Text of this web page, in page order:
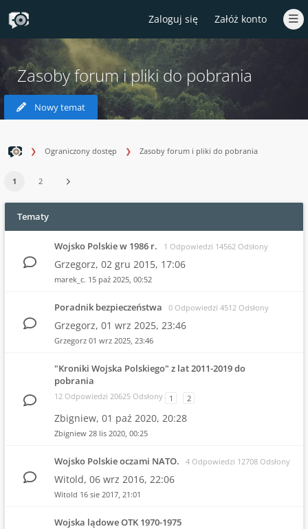
Zaloguj się Załóż konto
Zasoby forum i pliki do pobrania
Nowy temat
Ograniczony dostęp Zasoby forum i pliki do pobrania
1 2
Tematy
Wojsko Polskie w 1986 r. 1 Odpowiedzi 14562 Odsłony
Grzegorz, 02 gru 2015, 17:06
marek_c. 15 paź 2025, 00:52
Poradnik bezpieczeństwa 0 Odpowiedzi 4512 Odsłony
Grzegorz, 01 wrz 2025, 23:46
Grzegorz 01 wrz 2025, 23:46
"Kroniki Wojska Polskiego" z lat 2011-2019 do
pobrania
12 Odpowiedzi 20625 Odsłony 1 2
Zbigniew, 01 paź 2020, 20:28
Zbigniew 28 lis 2020, 00:25
Wojsko Polskie oczami NATO. 4 Odpowiedzi 12708 Odsłony
Witold, 06 wrz 2016, 22:06
Witold 16 sie 2017, 21:01
Wojska lądowe OTK 1970-1975